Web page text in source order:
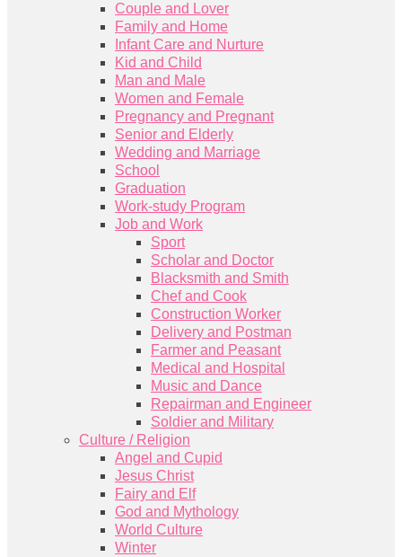
Couple and Lover
Family and Home
Infant Care and Nurture
Kid and Child
Man and Male
Women and Female
Pregnancy and Pregnant
Senior and Elderly
Wedding and Marriage
School
Graduation
Work-study Program
Job and Work
Sport
Scholar and Doctor
Blacksmith and Smith
Chef and Cook
Construction Worker
Delivery and Postman
Farmer and Peasant
Medical and Hospital
Music and Dance
Repairman and Engineer
Soldier and Military
Culture / Religion
Angel and Cupid
Jesus Christ
Fairy and Elf
God and Mythology
World Culture
Winter